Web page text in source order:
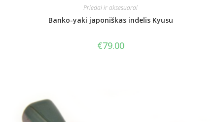
Priedai ir aksesuarai
Banko-yaki japoniškas indelis Kyusu
€79.00